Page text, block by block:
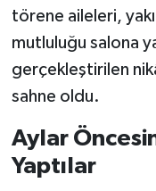
törene aileleri,
mutluluğu salona
gerçekleştirilen
sahne oldu.
Aylar
Yaptılar